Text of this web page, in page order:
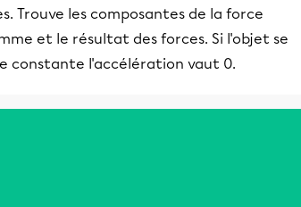
Trouve les composantes de la force
et le résultat des forces. Si l'objet se
constante l'accélération vaut 0.